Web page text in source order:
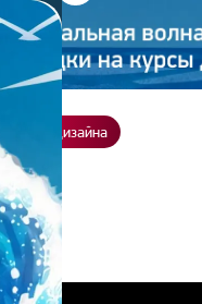
Студия дизайна